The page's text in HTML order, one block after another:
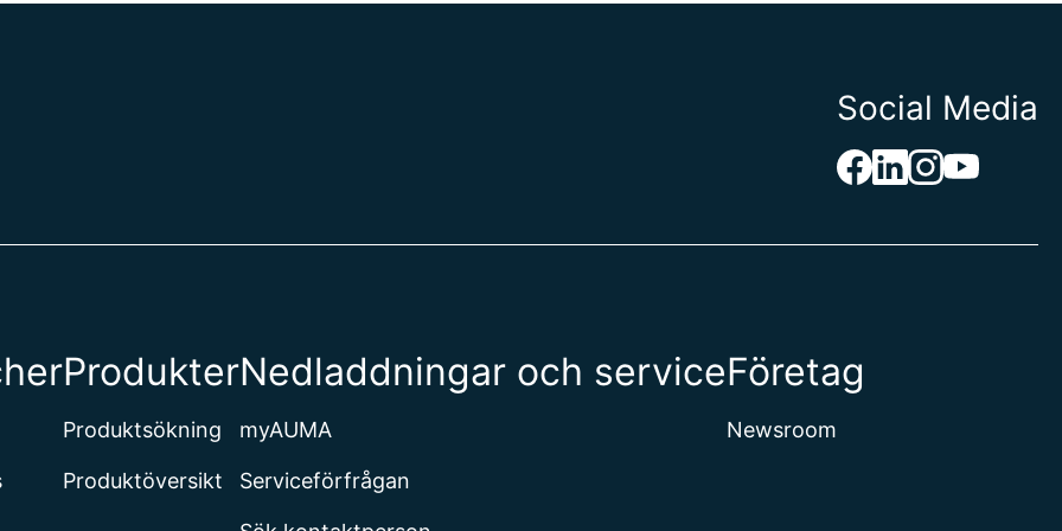
Social Media
Produkter
Produktsökning
Produktöversikt
Nedladdningar och service
myAUMA
Serviceförfrågan
Företag
Newsroom